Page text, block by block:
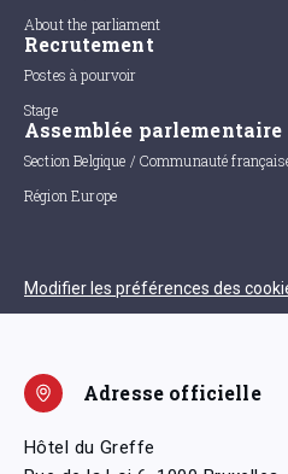
About the parliament
Recrutement
Postes à pourvoir
Stage
Assemblée
Section Belgique / Communauté
Région Europe
Modifier les préférences des
Adresse officielle
Hôtel du Greffe